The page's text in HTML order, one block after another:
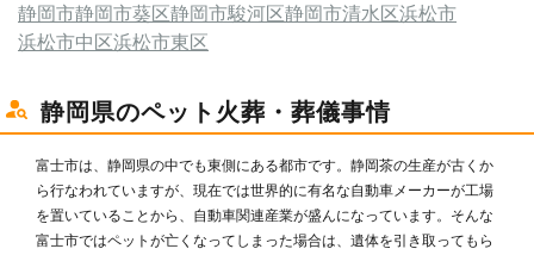
静岡市静岡市葵区静岡市駿河区静岡市清水区浜松市
浜松市中区浜松市東区
静岡県のペット火葬・葬儀事情
富士市は、静岡県の中でも東側にある都市です。静岡茶の生産が古くか
ら行なわれていますが、現在では世界的に有名な自動車メーカーが工場
を置いていることから、自動車関連産業が盛んになっています。そんな
富士市ではペットが亡くなってしまった場合は、遺体を引き取ってもら